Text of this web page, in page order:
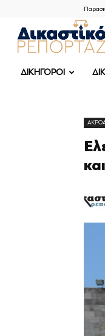
ΔΙΚΗΓΟΡΟΙ